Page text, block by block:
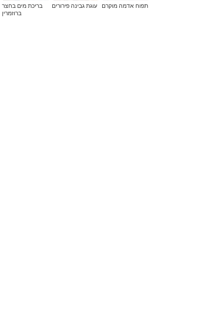
תפוח אדמה מוקרם עוגת גבינה פירורים
בריכת מים בחצר
ברוזמרין